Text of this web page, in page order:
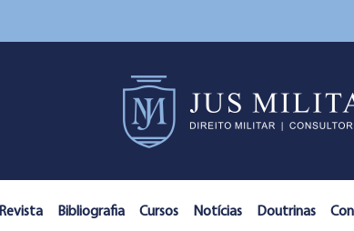
Revista Bibliografia Cursos Notícias Doutrinas